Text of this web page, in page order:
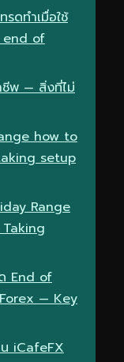
ดทำเมื่อใช้
of
ชีพ — สิ่งที่ไม่
how to
setup
Range
End of
— Key
iCafeFX